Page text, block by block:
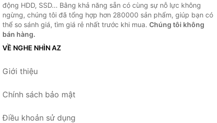
động HDD, SSD... Bằng khả năng sẵn có cùng sự nỗ lực không
ngừng, chúng tôi đã tổng hợp hơn 280000 sản phẩm, giúp bạn có
thể so sánh giá, tìm giá rẻ nhất trước khi mua. Chúng tôi không
bán hàng.
VỀ NGHE NHÌN AZ
Giới thiệu
Chính sách bảo mật
Điều khoản sử dụng